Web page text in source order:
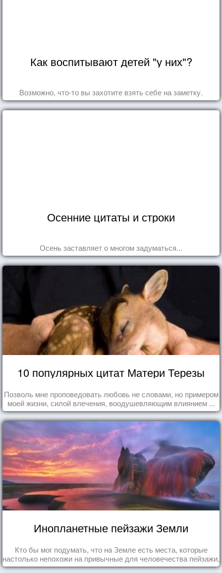
Как воспитывают детей "у них"?
Возможно, что-то вы захотите взять себе на заметку.
Осенние цитаты и строки
Осень заставляет о многом задуматься...
10 популярных цитат Матери Терезы
Позволь мне проповедовать любовь не словами, но примером
моей жизни, силой влечения, воодушевляющим влиянием ...
Инопланетные пейзажи Земли
Кто бы мог подумать, что на Земле есть места, которые
настолько непохожи на привычные для человечества пейзажи,
что кажутся и вовсе инопланетными!